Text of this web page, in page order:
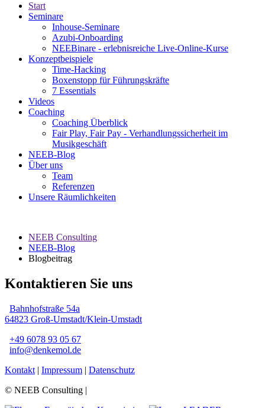
Start
Seminare
Inhouse-Seminare
Azubi-Onboarding
NEEBinare - erlebnisreiche Live-Online-Kurse
Konzeptbeispiele
Time-Hacking
Boxenstopp für Führungskräfte
7 Essentials
Videos
Coaching
Coaching Überblick
Fair Play, Fair Pay - Verhandlungssicherheit im
Musikgeschäft
NEEB-Blog
Über uns
Team
Referenzen
Unsere Räumlichkeiten
NEEB Consulting
NEEB-Blog
Blogbeitrag
Kontaktieren Sie uns
Bahnhofstraße 54a
64823 Groß-Umstadt/Klein-Umstadt
+49 6078 93 05 67
info@denkemol.de
Kontakt | Impressum | Datenschutz
© NEEB Consulting |